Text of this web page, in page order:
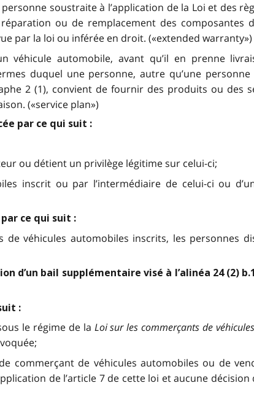
soustraite à l’application de la Loi et des
ou de remplacement des composantes
par la loi ou inférée en droit. («extended warranty»)
véhicule automobile, avant qu’il en prenne
duquel une personne, autre qu’une
2 (1), convient de fournir des produits ou des
(«service plan»)
par ce qui suit :
ou détient un privilège légitime sur celui-ci;
inscrit ou par l’intermédiaire de celui-ci ou
ce qui suit :
véhicules automobiles inscrits, les personnes
d’un bail supplémentaire visé à l’alinéa 24 (2)
:
le régime de la Loi sur les commerçants de
commerçant de véhicules automobiles ou de
de l’article 7 de cette loi et aucune décision